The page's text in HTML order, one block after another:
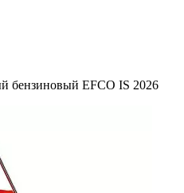
бензиновый EFCO IS 2026